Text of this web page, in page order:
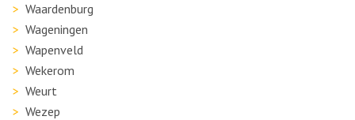
Waardenburg
Wageningen
Wapenveld
Wekerom
Weurt
Wezep